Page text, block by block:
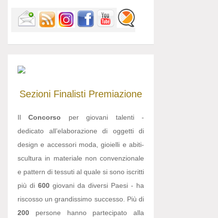
Sezioni Finalisti Premiazione
IlConcorso per giovani talenti -
dedicato all’elaborazione di oggetti di
design e accessori moda, gioielli e abiti-
scultura in materiale non convenzionale
e pattern di tessuti al quale si sono iscritti
più di 600 giovani da diversi Paesi - ha
riscosso un grandissimo successo. Più di
200 persone hanno partecipato alla